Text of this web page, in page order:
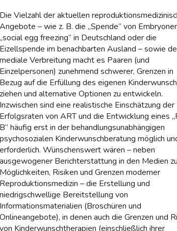
Die Vielzahl der aktuellen
Angebote – wie z. B. die „Spende“ von
„social egg freezing“ in Deutschland oder die
Eizellspende im benachbarten Ausland – sowie
mediale Verbreitung macht es Paaren (und
Einzelpersonen) zunehmend schwerer, Grenzen in
Bezug auf die Erfüllung des eigenen
ziehen und alternative Optionen zu entwickeln.
Inzwischen sind eine realistische Einschätzung der
Erfolgsraten von ART und die Entwicklung eines
B“ häufig erst in der behandlungsunabhängigen
psychosozialen Kinderwunschberatung möglich
erforderlich. Wünschenswert wären – neben
ausgewogener Berichterstattung in den Medien
Möglichkeiten, Risiken und Grenzen moderner
Reproduktionsmedizin – die Erstellung und
niedrigschwellige Bereitstellung von
Informationsmaterialien (Broschüren und
Onlineangebote), in denen auch die Grenzen und
von Kinderwunschtherapien (einschließlich ihrer